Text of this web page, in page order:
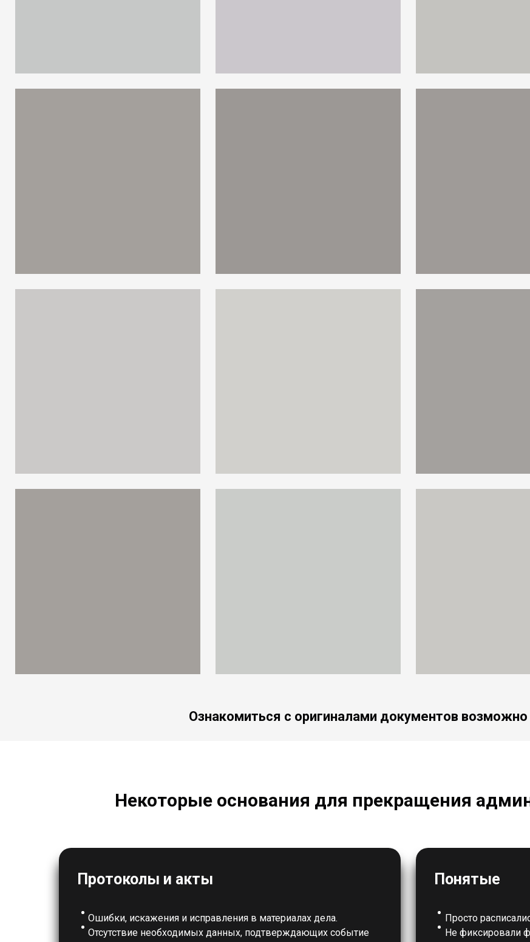
Ознакомиться с оригиналами документов
Некоторые основания для прекращения
Протоколы и акты
Ошибки, искажения и исправления в материалах дела.
Отсутствие необходимых данных, подтверждающих событие
Понятые
Просто
Не фиксировали